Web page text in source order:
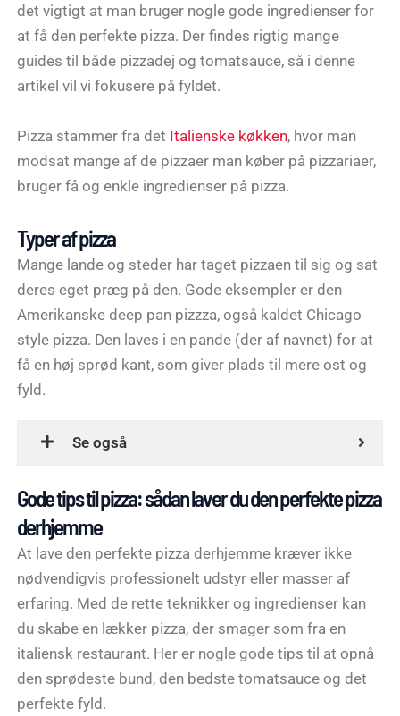
det vigtigt at man bruger nogle gode ingredienser for
at få den perfekte pizza. Der findes rigtig mange
guides til både pizzadej og tomatsauce, så i denne
artikel vil vi fokusere på fyldet.
Pizza stammer fra det Italienske køkken, hvor man
modsat mange af de pizzaer man køber på pizzariaer,
bruger få og enkle ingredienser på pizza.
Typer af pizza
Mange lande og steder har taget pizzaen til sig og sat
deres eget præg på den. Gode eksempler er den
Amerikanske deep pan pizzza, også kaldet Chicago
style pizza. Den laves i en pande (der af navnet) for at
få en høj sprød kant, som giver plads til mere ost og
fyld.
Se også
Gode tips til pizza: sådan laver du den perfekte pizza
derhjemme
At lave den perfekte pizza derhjemme kræver ikke
nødvendigvis professionelt udstyr eller masser af
erfaring. Med de rette teknikker og ingredienser kan
du skabe en lækker pizza, der smager som fra en
italiensk restaurant. Her er nogle gode tips til at opnå
den sprødeste bund, den bedste tomatsauce og det
perfekte fyld.